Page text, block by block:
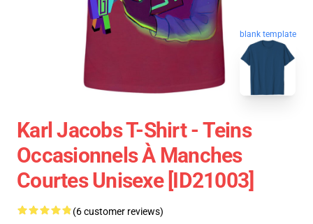
blank template
Karl Jacobs T-Shirt - Teins
Occasionnels À Manches
Courtes Unisexe [ID21003]
(6 customer reviews)